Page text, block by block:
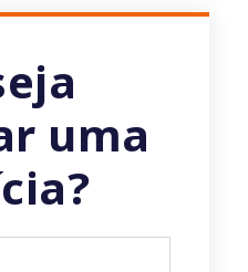
uma